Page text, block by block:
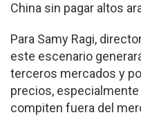
China sin pagar altos
Para Samy Ragi,
este escenario
terceros mercados y
precios,
compiten fuera del